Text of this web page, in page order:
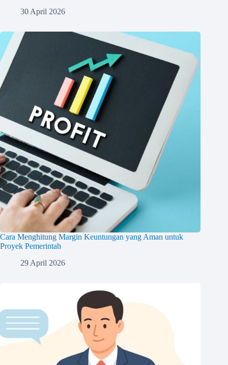
30 April 2026
Cara Menghitung Margin Keuntungan yang Aman untuk
Proyek Pemerintah
29 April 2026